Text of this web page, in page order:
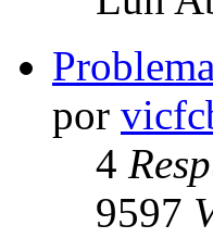
por
4
9597